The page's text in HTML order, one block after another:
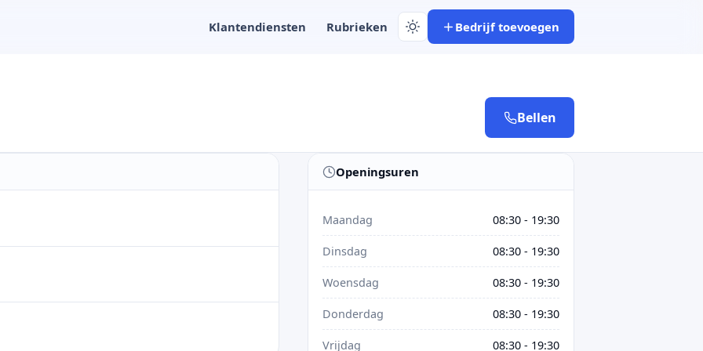
Klantendiensten Rubrieken Bedrijf toevoegen
Bellen
Openingsuren
Maandag 08:30 - 19:30
Dinsdag 08:30 - 19:30
Woensdag 08:30 - 19:30
Donderdag 08:30 - 19:30
Vrijdag 08:30 - 19:30